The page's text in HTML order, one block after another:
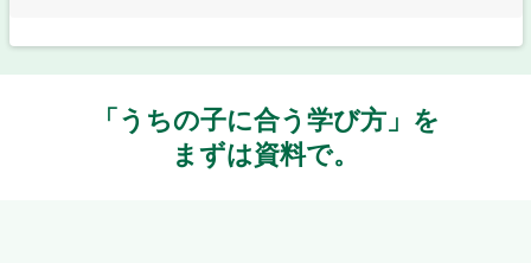
「うちの子に合う学び方」を
まずは資料で。